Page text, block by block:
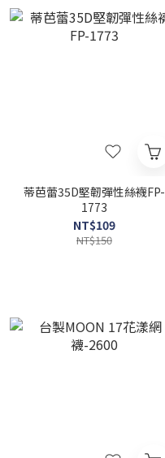
蒂芭蕾35D堅韌彈性絲襪FP-
1773
NT$109
NT$150